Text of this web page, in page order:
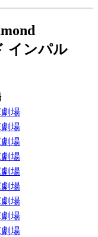
インパル
場
場
場
場
場
場
場
場
場